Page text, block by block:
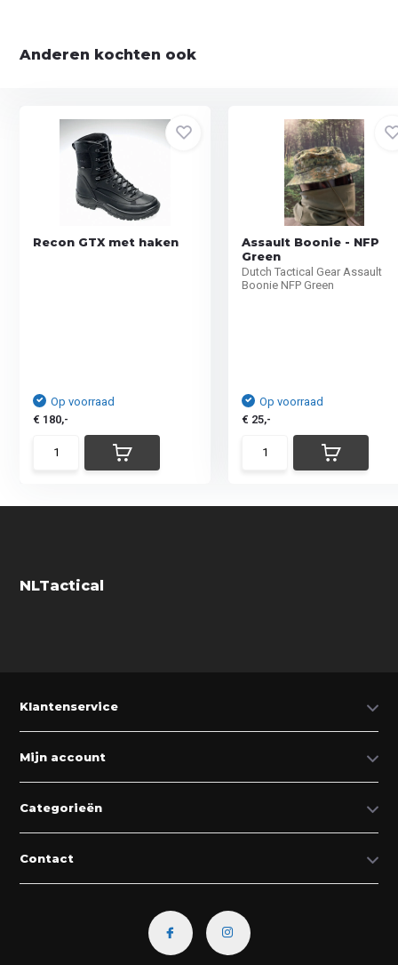
Anderen kochten ook
Recon GTX met haken
Op voorraad
€ 180,-
Assault Boonie - NFP
Green
Dutch Tactical Gear Assault
Boonie NFP Green
Op voorraad
€ 25,-
NLTactical
Klantenservice
Mijn account
Categorieën
Contact